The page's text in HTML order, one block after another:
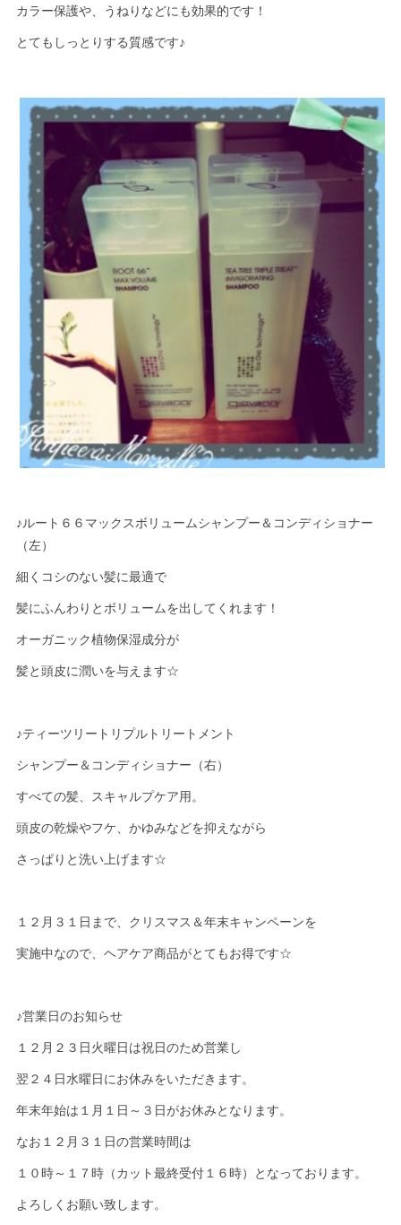
カラー保護や、うねりなどにも効果的です！
とてもしっとりする質感です♪
♪ルート６６マックスボリュームシャンプー＆コンディショナー
（左）
細くコシのない髪に最適で
髪にふんわりとボリュームを出してくれます！
オーガニック植物保湿成分が
髪と頭皮に潤いを与えます☆
♪ティーツリートリプルトリートメント
シャンプー＆コンディショナー（右）
すべての髪、スキャルプケア用。
頭皮の乾燥やフケ、かゆみなどを抑えながら
さっぱりと洗い上げます☆
１２月３１日まで、クリスマス＆年末キャンペーンを
実施中なので、ヘアケア商品がとてもお得です☆
♪営業日のお知らせ
１２月２３日火曜日は祝日のため営業し
翌２４日水曜日にお休みをいただきます。
年末年始は１月１日～３日がお休みとなります。
なお１２月３１日の営業時間は
１０時～１７時（カット最終受付１６時）となっております。
よろしくお願い致します。